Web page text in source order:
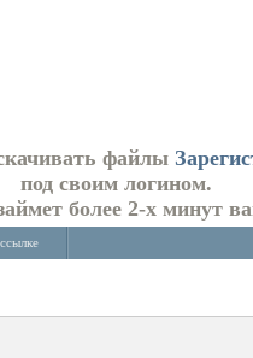
файлы
под своим логином.
более 2-х минут